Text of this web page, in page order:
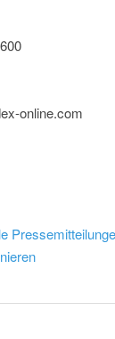
online.com